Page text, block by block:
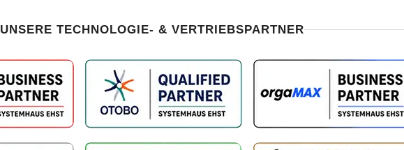
UNSERE TECHNOLOGIE- & VERTRIEBSPARTNER